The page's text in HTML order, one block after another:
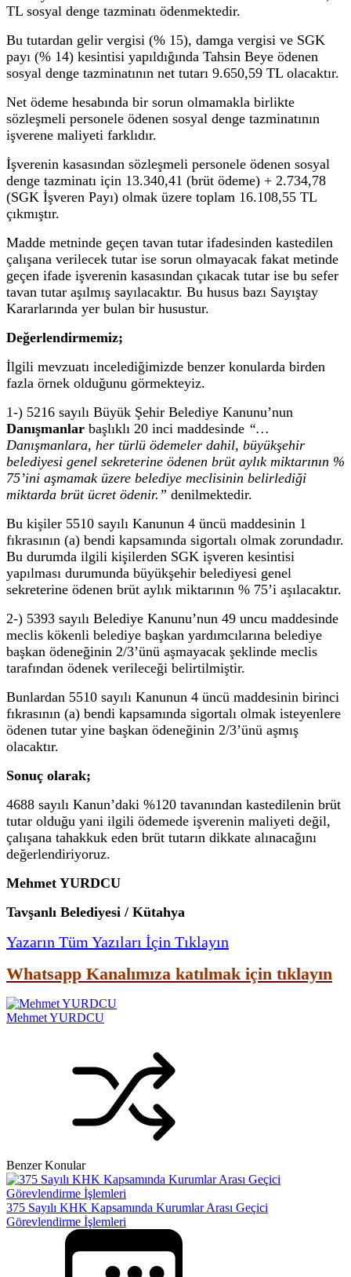
TL sosyal denge tazminatı ödenmektedir.
Bu tutardan gelir vergisi (% 15), damga vergisi ve SGK
payı (% 14) kesintisi yapıldığında Tahsin Beye ödenen
sosyal denge tazminatının net tutarı 9.650,59 TL olacaktır.
Net ödeme hesabında bir sorun olmamakla birlikte
sözleşmeli personele ödenen sosyal denge tazminatının
işverene maliyeti farklıdır.
İşverenin kasasından sözleşmeli personele ödenen sosyal
denge tazminatı için 13.340,41 (brüt ödeme) + 2.734,78
(SGK İşveren Payı) olmak üzere toplam 16.108,55 TL
çıkmıştır.
Madde metninde geçen tavan tutar ifadesinden kastedilen
çalışana verilecek tutar ise sorun olmayacak fakat metinde
geçen ifade işverenin kasasından çıkacak tutar ise bu sefer
tavan tutar aşılmış sayılacaktır. Bu husus bazı Sayıştay
Kararlarında yer bulan bir husustur.
Değerlendirmemiz;
İlgili mevzuatı incelediğimizde benzer konularda birden
fazla örnek olduğunu görmekteyiz.
1-) 5216 sayılı Büyük Şehir Belediye Kanunu’nun
Danışmanlar başlıklı 20 inci maddesinde “…
Danışmanlara, her türlü ödemeler dahil, büyükşehir
belediyesi genel sekreterine ödenen brüt aylık miktarının %
75’ini aşmamak üzere belediye meclisinin belirlediği
miktarda brüt ücret ödenir.” denilmektedir.
Bu kişiler 5510 sayılı Kanunun 4 üncü maddesinin 1
fıkrasının (a) bendi kapsamında sigortalı olmak zorundadır.
Bu durumda ilgili kişilerden SGK işveren kesintisi
yapılması durumunda büyükşehir belediyesi genel
sekreterine ödenen brüt aylık miktarının % 75’i aşılacaktır.
2-) 5393 sayılı Belediye Kanunu’nun 49 uncu maddesinde
meclis kökenli belediye başkan yardımcılarına belediye
başkan ödeneğinin 2/3’ünü aşmayacak şeklinde meclis
tarafından ödenek verileceği belirtilmiştir.
Bunlardan 5510 sayılı Kanunun 4 üncü maddesinin birinci
fıkrasının (a) bendi kapsamında sigortalı olmak isteyenlere
ödenen tutar yine başkan ödeneğinin 2/3’ünü aşmış
olacaktır.
Sonuç olarak;
4688 sayılı Kanun’daki %120 tavanından kastedilenin brüt
tutar olduğu yani ilgili ödemede işverenin maliyeti değil,
çalışana tahakkuk eden brüt tutarın dikkate alınacağını
değerlendiriyoruz.
Mehmet YURDCU
Tavşanlı Belediyesi / Kütahya
Yazarın Tüm Yazıları İçin Tıklayın
Whatsapp Kanalımıza katılmak için tıklayın
Mehmet YURDCU
Benzer Konular
375 Sayılı KHK Kapsamında Kurumlar Arası Geçici
Görevlendirme İşlemleri